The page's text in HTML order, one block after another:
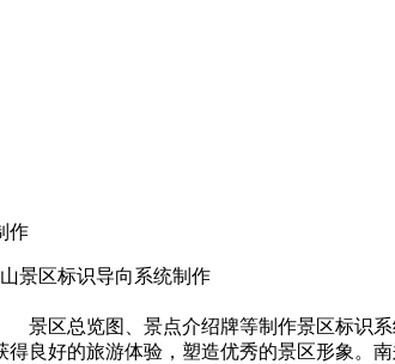
作
景区标识导向系统制作
区总览图、景点介绍牌等制作景区标识系
得良好的旅游体验，塑造优秀的景区形象